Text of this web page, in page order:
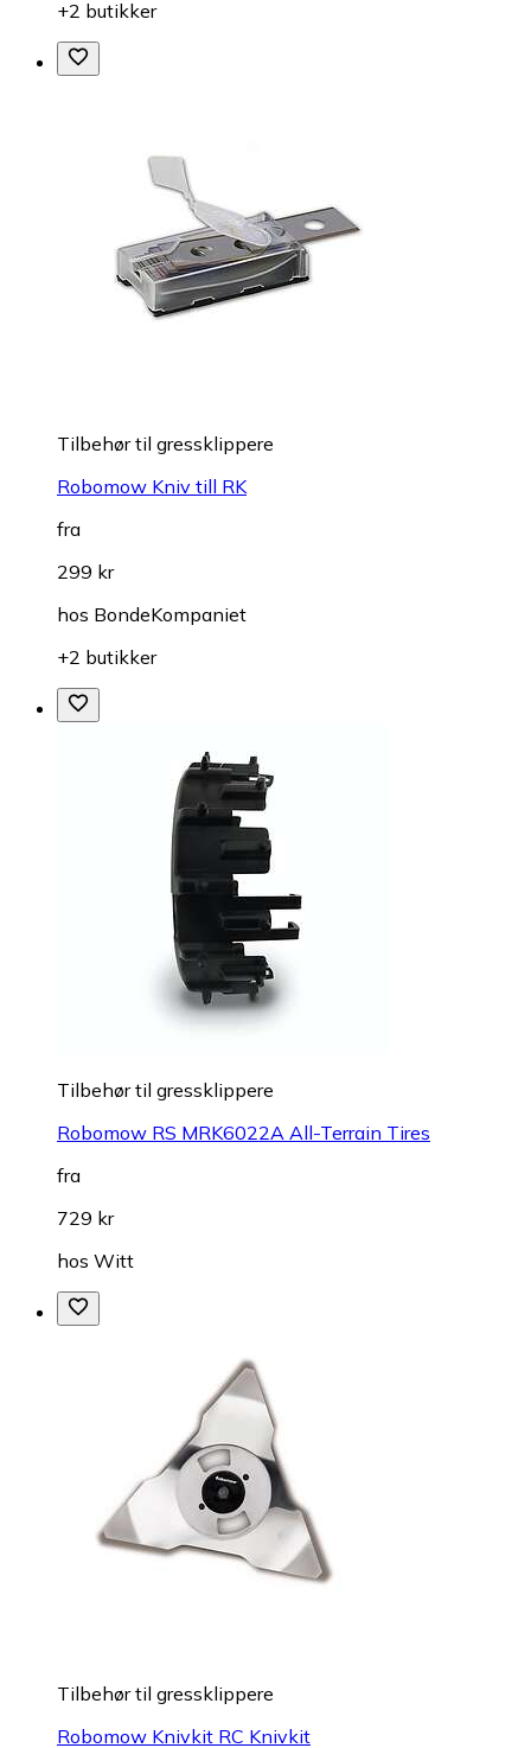
+2 butikker
Tilbehør til gressklippere
Robomow Kniv till RK
fra
299 kr
hos BondeKompaniet
+2 butikker
Tilbehør til gressklippere
Robomow RS MRK6022A All-Terrain Tires
fra
729 kr
hos Witt
Tilbehør til gressklippere
Robomow Knivkit RC Knivkit